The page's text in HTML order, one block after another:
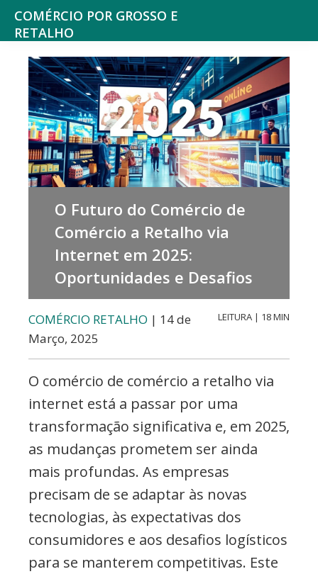
Saltar
para
menu
principal
Skip
main
content
COMÉRCIO POR GROSSO E
RETALHO
Espaço
de
reflexão
sobre
Comércio
O Futuro do Comércio de
Comércio a Retalho via
Internet em 2025:
Oportunidades e Desafios
COMÉRCIO RETALHO | 14 de
Março, 2025
LEITURA | 18 MIN
O comércio de comércio a retalho via
internet está a passar por uma
transformação significativa e, em 2025,
as mudanças prometem ser ainda
mais profundas. As empresas
precisam de se adaptar às novas
tecnologias, às expectativas dos
consumidores e aos desafios logísticos
para se manterem competitivas. Este